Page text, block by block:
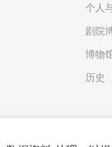
个人
剧院
博物
历史